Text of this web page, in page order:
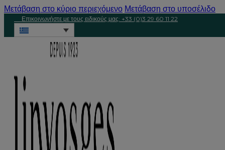
Μετάβαση στο κύριο περιεχόμενο Μετάβαση στο υποσέλιδο
Επικοινωνήστε με τους ειδικούς μας: +33 (0)3 29 60 11 22